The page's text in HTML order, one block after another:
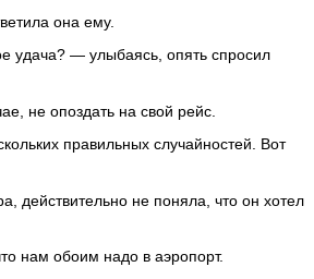
она ему.
удача? — улыбаясь, опять спросил
не опоздать на свой рейс.
правильных случайностей. Вот
не поняла, что он хотел
нам обоим надо в аэропорт.